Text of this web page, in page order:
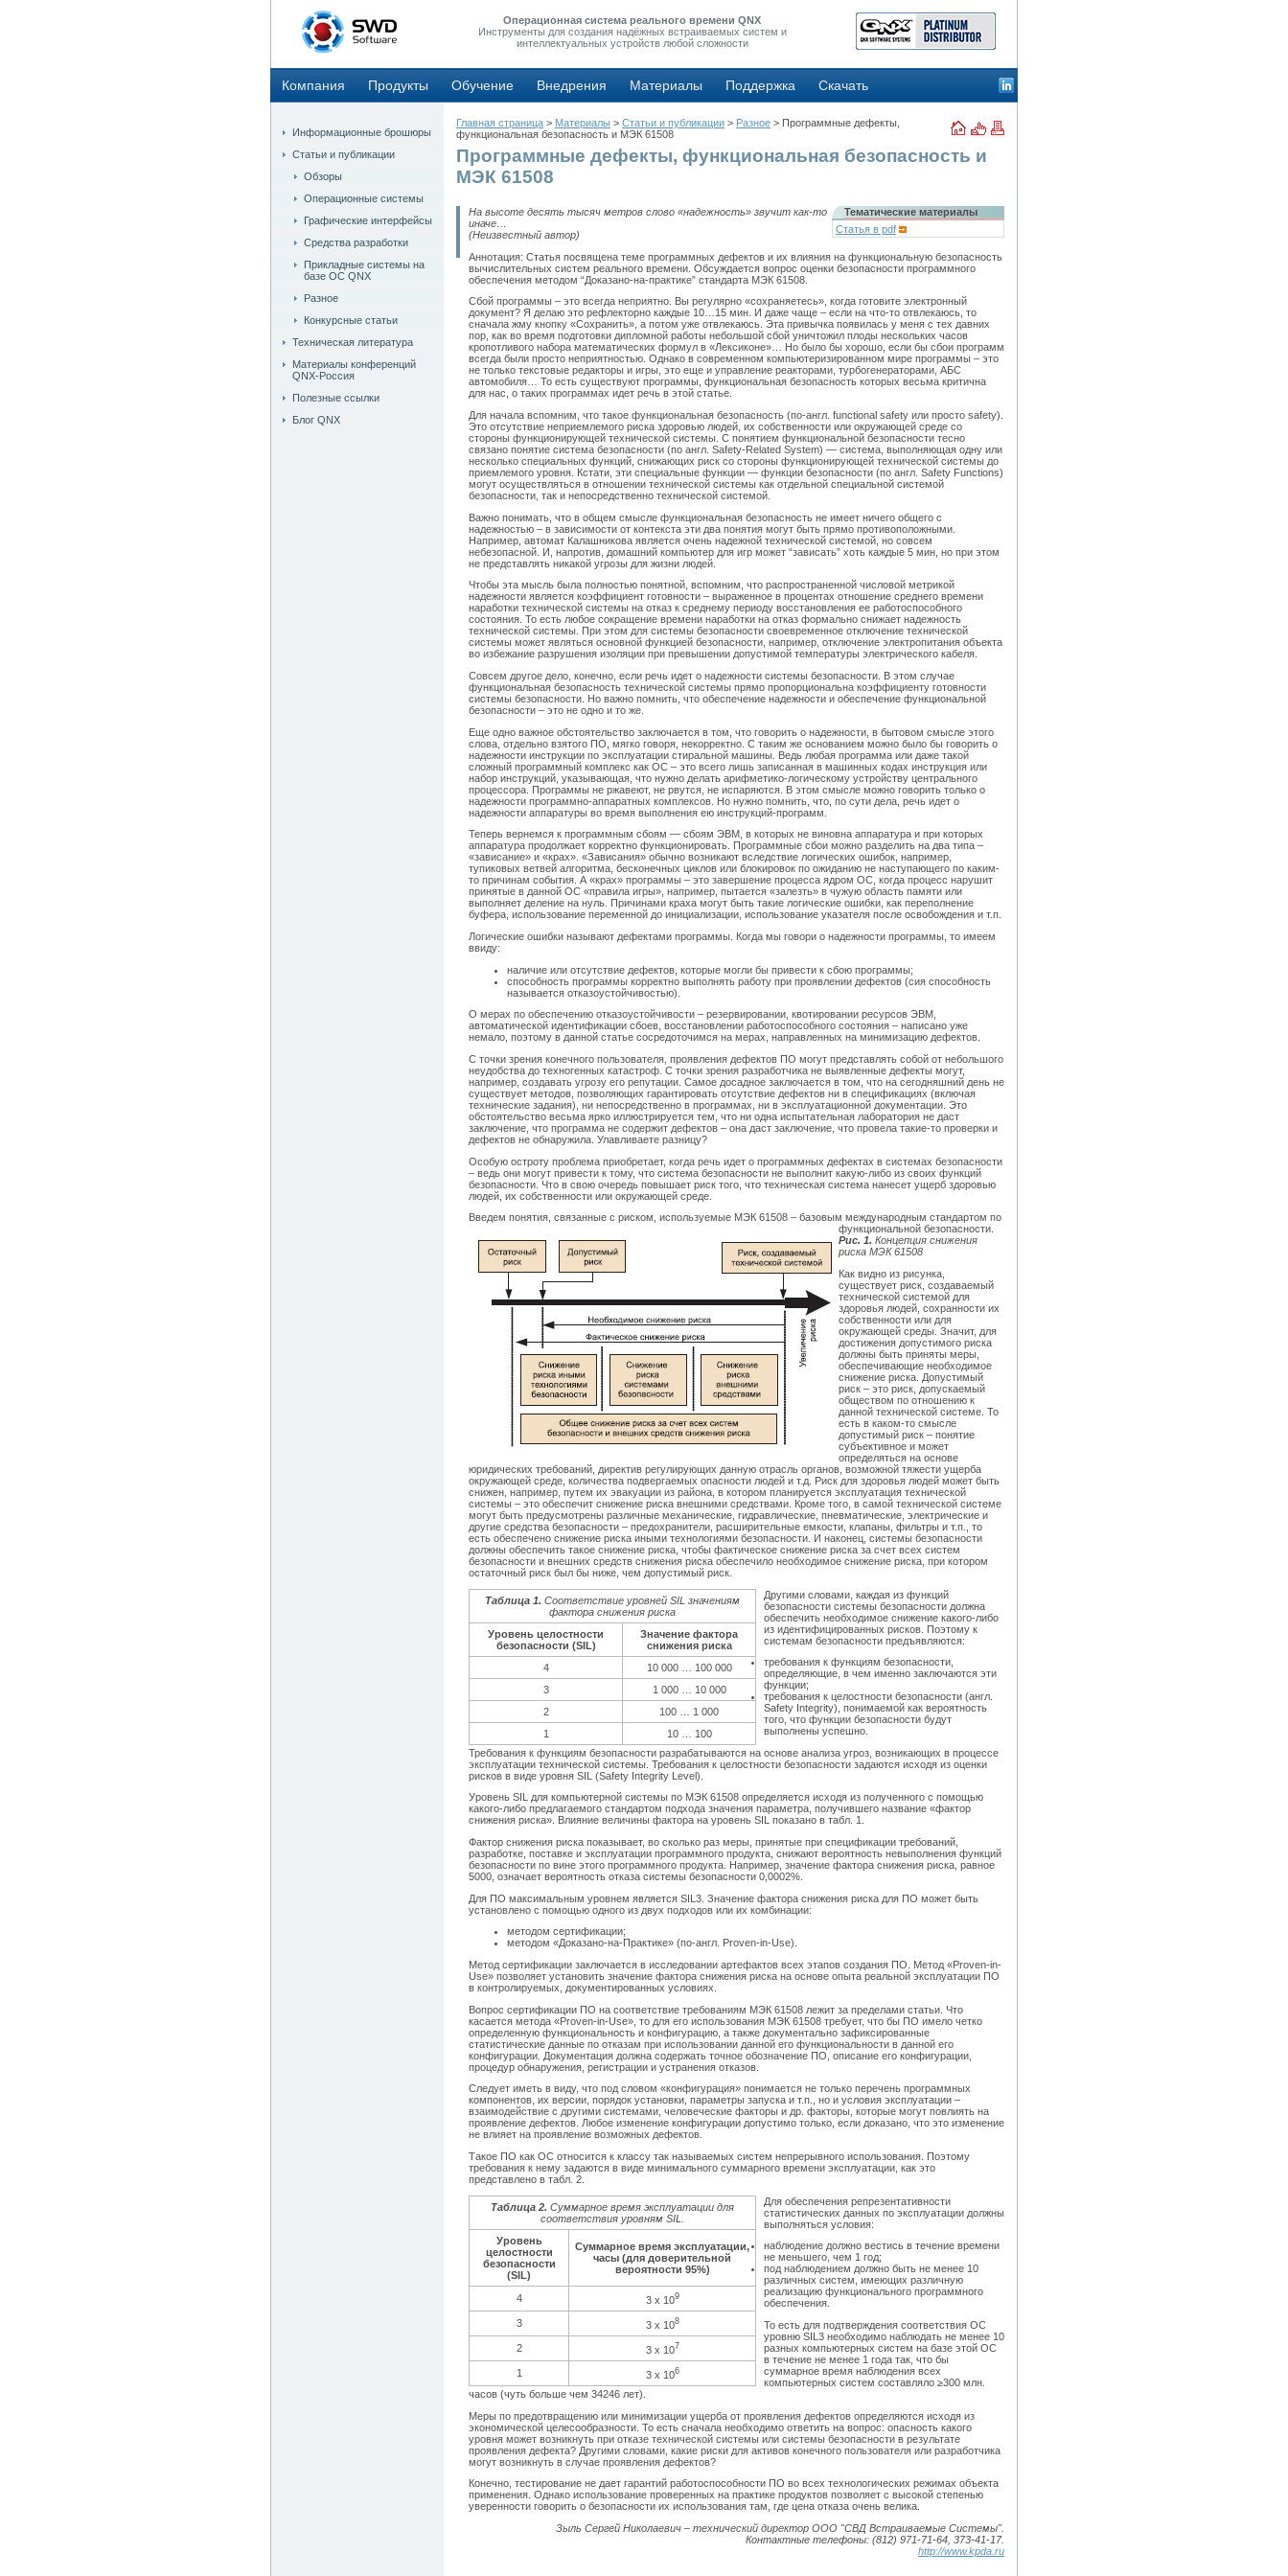
Операционная система реального времени QNX
Инструменты для создания надёжных встраиваемых систем и
интеллектуальных устройств любой сложности
Компания Продукты Обучение Внедрения Материалы Поддержка Скачать
Информационные брошюры
Статьи и публикации
Обзоры
Операционные системы
Графические интерфейсы
Средства разработки
Прикладные системы на
базе ОС QNX
Разное
Конкурсные статьи
Техническая литература
Материалы конференций
QNX-Россия
Полезные ссылки
Блог QNX
Главная страница > Материалы > Статьи и публикации > Разное > Программные дефекты,
функциональная безопасность и МЭК 61508
Программные дефекты, функциональная безопасность и
МЭК 61508
Тематические материалы
Статья в pdf
На высоте десять тысяч метров слово «надежность» звучит как-то
иначе…
(Неизвестный автор)
Аннотация: Статья посвящена теме программных дефектов и их влияния на функциональную безопасность
вычислительных систем реального времени. Обсуждается вопрос оценки безопасности программного
обеспечения методом “Доказано-на-практике” стандарта МЭК 61508.
Сбой программы – это всегда неприятно. Вы регулярно «сохраняетесь», когда готовите электронный
документ? Я делаю это рефлекторно каждые 10…15 мин. И даже чаще – если на что-то отвлекаюсь, то
сначала жму кнопку «Сохранить», а потом уже отвлекаюсь. Эта привычка появилась у меня с тех давних
пор, как во время подготовки дипломной работы небольшой сбой уничтожил плоды нескольких часов
кропотливого набора математических формул в «Лексиконе»… Но было бы хорошо, если бы сбои программ
всегда были просто неприятностью. Однако в современном компьютеризированном мире программы – это
не только текстовые редакторы и игры, это еще и управление реакторами, турбогенераторами, АБС
автомобиля… То есть существуют программы, функциональная безопасность которых весьма критична
для нас, о таких программах идет речь в этой статье.
Для начала вспомним, что такое функциональная безопасность (по-англ. functional safety или просто safety).
Это отсутствие неприемлемого риска здоровью людей, их собственности или окружающей среде со
стороны функционирующей технической системы. С понятием функциональной безопасности тесно
связано понятие система безопасности (по англ. Safety-Related System) — система, выполняющая одну или
несколько специальных функций, снижающих риск со стороны функционирующей технической системы до
приемлемого уровня. Кстати, эти специальные функции — функции безопасности (по англ. Safety Functions)
могут осуществляться в отношении технической системы как отдельной специальной системой
безопасности, так и непосредственно технической системой.
Важно понимать, что в общем смысле функциональная безопасность не имеет ничего общего с
надежностью – в зависимости от контекста эти два понятия могут быть прямо противоположными.
Например, автомат Калашникова является очень надежной технической системой, но совсем
небезопасной. И, напротив, домашний компьютер для игр может “зависать” хоть каждые 5 мин, но при этом
не представлять никакой угрозы для жизни людей.
Чтобы эта мысль была полностью понятной, вспомним, что распространенной числовой метрикой
надежности является коэффициент готовности – выраженное в процентах отношение среднего времени
наработки технической системы на отказ к среднему периоду восстановления ее работоспособного
состояния. То есть любое сокращение времени наработки на отказ формально снижает надежность
технической системы. При этом для системы безопасности своевременное отключение технической
системы может являться основной функцией безопасности, например, отключение электропитания объекта
во избежание разрушения изоляции при превышении допустимой температуры электрического кабеля.
Совсем другое дело, конечно, если речь идет о надежности системы безопасности. В этом случае
функциональная безопасность технической системы прямо пропорциональна коэффициенту готовности
системы безопасности. Но важно помнить, что обеспечение надежности и обеспечение функциональной
безопасности – это не одно и то же.
Еще одно важное обстоятельство заключается в том, что говорить о надежности, в бытовом смысле этого
слова, отдельно взятого ПО, мягко говоря, некорректно. С таким же основанием можно было бы говорить о
надежности инструкции по эксплуатации стиральной машины. Ведь любая программа или даже такой
сложный программный комплекс как ОС – это всего лишь записанная в машинных кодах инструкция или
набор инструкций, указывающая, что нужно делать арифметико-логическому устройству центрального
процессора. Программы не ржавеют, не рвутся, не испаряются. В этом смысле можно говорить только о
надежности программно-аппаратных комплексов. Но нужно помнить, что, по сути дела, речь идет о
надежности аппаратуры во время выполнения ею инструкций-программ.
Теперь вернемся к программным сбоям — сбоям ЭВМ, в которых не виновна аппаратура и при которых
аппаратура продолжает корректно функционировать. Программные сбои можно разделить на два типа –
«зависание» и «крах». «Зависания» обычно возникают вследствие логических ошибок, например,
тупиковых ветвей алгоритма, бесконечных циклов или блокировок по ожиданию не наступающего по каким-
то причинам события. А «крах» программы – это завершение процесса ядром ОС, когда процесс нарушит
принятые в данной ОС «правила игры», например, пытается «залезть» в чужую область памяти или
выполняет деление на нуль. Причинами краха могут быть такие логические ошибки, как переполнение
буфера, использование переменной до инициализации, использование указателя после освобождения и т.п.
Логические ошибки называют дефектами программы. Когда мы говори о надежности программы, то имеем
ввиду:
наличие или отсутствие дефектов, которые могли бы привести к сбою программы;
способность программы корректно выполнять работу при проявлении дефектов (сия способность
называется отказоустойчивостью).
О мерах по обеспечению отказоустойчивости – резервировании, квотировании ресурсов ЭВМ,
автоматической идентификации сбоев, восстановлении работоспособного состояния – написано уже
немало, поэтому в данной статье сосредоточимся на мерах, направленных на минимизацию дефектов.
С точки зрения конечного пользователя, проявления дефектов ПО могут представлять собой от небольшого
неудобства до техногенных катастроф. С точки зрения разработчика не выявленные дефекты могут,
например, создавать угрозу его репутации. Самое досадное заключается в том, что на сегодняшний день не
существует методов, позволяющих гарантировать отсутствие дефектов ни в спецификациях (включая
технические задания), ни непосредственно в программах, ни в эксплуатационной документации. Это
обстоятельство весьма ярко иллюстрируется тем, что ни одна испытательная лаборатория не даст
заключение, что программа не содержит дефектов – она даст заключение, что провела такие-то проверки и
дефектов не обнаружила. Улавливаете разницу?
Особую остроту проблема приобретает, когда речь идет о программных дефектах в системах безопасности
– ведь они могут привести к тому, что система безопасности не выполнит какую-либо из своих функций
безопасности. Что в свою очередь повышает риск того, что техническая система нанесет ущерб здоровью
людей, их собственности или окружающей среде.
Введем понятия, связанные с риском, используемые МЭК 61508 – базовым международным стандартом по
функциональной безопасности.
Рис. 1. Концепция снижения
риска МЭК 61508
Как видно из рисунка,
существует риск, создаваемый
технической системой для
здоровья людей, сохранности их
собственности или для
окружающей среды. Значит, для
достижения допустимого риска
должны быть приняты меры,
обеспечивающие необходимое
снижение риска. Допустимый
риск – это риск, допускаемый
обществом по отношению к
данной технической системе. То
есть в каком-то смысле
допустимый риск – понятие
субъективное и может
определяться на основе
юридических требований, директив регулирующих данную отрасль органов, возможной тяжести ущерба
окружающей среде, количества подвергаемых опасности людей и т.д. Риск для здоровья людей может быть
снижен, например, путем их эвакуации из района, в котором планируется эксплуатация технической
системы – это обеспечит снижение риска внешними средствами. Кроме того, в самой технической системе
могут быть предусмотрены различные механические, гидравлические, пневматические, электрические и
другие средства безопасности – предохранители, расширительные емкости, клапаны, фильтры и т.п., то
есть обеспечено снижение риска иными технологиями безопасности. И наконец, системы безопасности
должны обеспечить такое снижение риска, чтобы фактическое снижение риска за счет всех систем
безопасности и внешних средств снижения риска обеспечило необходимое снижение риска, при котором
остаточный риск был бы ниже, чем допустимый риск.
Таблица 1. Соответствие уровней SIL значениям
фактора снижения риска
Уровень целостности
безопасности (SIL)
Значение фактора
снижения риска
4
10 000 … 100 000
3
1 000 … 10 000
2
100 … 1 000
1
10 … 100
Другими словами, каждая из функций
безопасности системы безопасности должна
обеспечить необходимое снижение какого-либо
из идентифицированных рисков. Поэтому к
системам безопасности предъявляются:
требования к функциям безопасности,
определяющие, в чем именно заключаются эти
функции;
требования к целостности безопасности (англ.
Safety Integrity), понимаемой как вероятность
того, что функции безопасности будут
выполнены успешно.
Требования к функциям безопасности разрабатываются на основе анализа угроз, возникающих в процессе
эксплуатации технической системы. Требования к целостности безопасности задаются исходя из оценки
рисков в виде уровня SIL (Safety Integrity Level).
Уровень SIL для компьютерной системы по МЭК 61508 определяется исходя из полученного с помощью
какого-либо предлагаемого стандартом подхода значения параметра, получившего название «фактор
снижения риска». Влияние величины фактора на уровень SIL показано в табл. 1.
Фактор снижения риска показывает, во сколько раз меры, принятые при спецификации требований,
разработке, поставке и эксплуатации программного продукта, снижают вероятность невыполнения функций
безопасности по вине этого программного продукта. Например, значение фактора снижения риска, равное
5000, означает вероятность отказа системы безопасности 0,0002%.
Для ПО максимальным уровнем является SIL3. Значение фактора снижения риска для ПО может быть
установлено с помощью одного из двух подходов или их комбинации:
методом сертификации;
методом «Доказано-на-Практике» (по-англ. Proven-in-Use).
Метод сертификации заключается в исследовании артефактов всех этапов создания ПО. Метод «Proven-in-
Use» позволяет установить значение фактора снижения риска на основе опыта реальной эксплуатации ПО
в контролируемых, документированных условиях.
Вопрос сертификации ПО на соответствие требованиям МЭК 61508 лежит за пределами статьи. Что
касается метода «Proven-in-Use», то для его использования МЭК 61508 требует, что бы ПО имело четко
определенную функциональность и конфигурацию, а также документально зафиксированные
статистические данные по отказам при использовании данной его функциональности в данной его
конфигурации. Документация должна содержать точное обозначение ПО, описание его конфигурации,
процедур обнаружения, регистрации и устранения отказов.
Следует иметь в виду, что под словом «конфигурация» понимается не только перечень программных
компонентов, их версии, порядок установки, параметры запуска и т.п., но и условия эксплуатации –
взаимодействие с другими системами, человеческие факторы и др. факторы, которые могут повлиять на
проявление дефектов. Любое изменение конфигурации допустимо только, если доказано, что это изменение
не влияет на проявление возможных дефектов.
Такое ПО как ОС относится к классу так называемых систем непрерывного использования. Поэтому
требования к нему задаются в виде минимального суммарного времени эксплуатации, как это
представлено в табл. 2.
Таблица 2. Суммарное время эксплуатации для
соответствия уровням SIL.
Уровень
целостности
безопасности
(SIL)
Суммарное время эксплуатации,
часы (для доверительной
вероятности 95%)
4 3 х 109
3 3 х 108
2 3 х 107
1 3 х 106
Для обеспечения репрезентативности
статистических данных по эксплуатации должны
выполняться условия:
наблюдение должно вестись в течение времени
не меньшего, чем 1 год;
под наблюдением должно быть не менее 10
различных систем, имеющих различную
реализацию функционального программного
обеспечения.
То есть для подтверждения соответствия ОС
уровню SIL3 необходимо наблюдать не менее 10
разных компьютерных систем на базе этой ОС
в течение не менее 1 года так, что бы
суммарное время наблюдения всех
компьютерных систем составляло ≥300 млн.
часов (чуть больше чем 34246 лет).
Меры по предотвращению или минимизации ущерба от проявления дефектов определяются исходя из
экономической целесообразности. То есть сначала необходимо ответить на вопрос: опасность какого
уровня может возникнуть при отказе технической системы или системы безопасности в результате
проявления дефекта? Другими словами, какие риски для активов конечного пользователя или разработчика
могут возникнуть в случае проявления дефектов?
Конечно, тестирование не дает гарантий работоспособности ПО во всех технологических режимах объекта
применения. Однако использование проверенных на практике продуктов позволяет с высокой степенью
уверенности говорить о безопасности их использования там, где цена отказа очень велика.
Зыль Сергей Николаевич – технический директор ООО "СВД Встраиваемые Системы".
Контактные телефоны: (812) 971-71-64, 373-41-17.
http://www.kpda.ru